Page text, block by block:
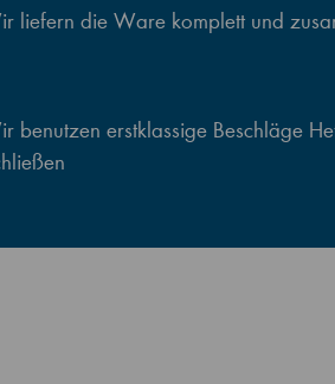
liefern die Ware komplett und
benutzen erstklassige Beschläge